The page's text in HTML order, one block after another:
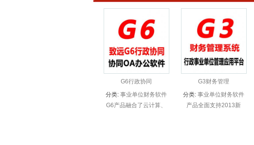
G6行政协同
分类: 事业单位财务软件
G6产品融合了云计算、
G3财务管理
分类: 事业单位财务软件
产品全面支持2013新